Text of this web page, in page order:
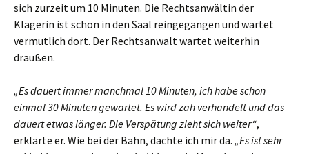
sich zurzeit um 10 Minuten. Die Rechtsanwältin der
Klägerin ist schon in den Saal reingegangen und wartet
vermutlich dort. Der Rechtsanwalt wartet weiterhin
draußen.
„Es dauert immer manchmal 10 Minuten, ich habe schon
einmal 30 Minuten gewartet. Es wird zäh verhandelt und das
dauert etwas länger. Die Verspätung zieht sich weiter“,
erklärte er. Wie bei der Bahn, dachte ich mir da. „Es ist sehr